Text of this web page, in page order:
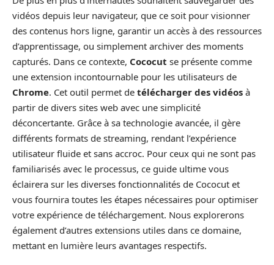
vidéos depuis leur navigateur, que ce soit pour visionner
des contenus hors ligne, garantir un accès à des ressources
d’apprentissage, ou simplement archiver des moments
capturés. Dans ce contexte, Cococut se présente comme
une extension incontournable pour les utilisateurs de
Chrome. Cet outil permet de télécharger des vidéos à
partir de divers sites web avec une simplicité
déconcertante. Grâce à sa technologie avancée, il gère
différents formats de streaming, rendant l’expérience
utilisateur fluide et sans accroc. Pour ceux qui ne sont pas
familiarisés avec le processus, ce guide ultime vous
éclairera sur les diverses fonctionnalités de Cococut et
vous fournira toutes les étapes nécessaires pour optimiser
votre expérience de téléchargement. Nous explorerons
également d’autres extensions utiles dans ce domaine,
mettant en lumière leurs avantages respectifs.